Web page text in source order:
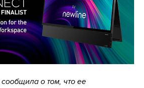
сообщила о том, что ее